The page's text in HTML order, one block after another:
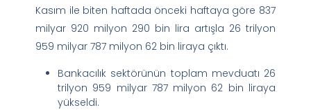
Kasım ile biten haftada önceki haftaya göre 837
milyar 920 milyon 290 bin lira artışla 26 trilyon
959 milyar 787 milyon 62 bin liraya çıktı.
Bankacılık sektörünün toplam mevduatı 26
trilyon 959 milyar 787 milyon 62 bin liraya
yükseldi.